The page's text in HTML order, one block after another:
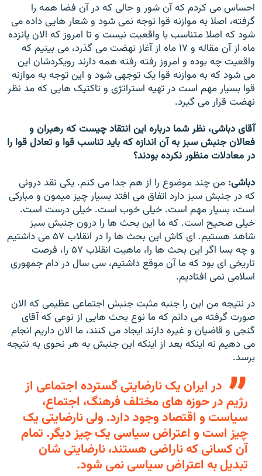
احساس می کردم که آن شور و حالی که در آن فضا همه را
گرفته، اصلا به موازنه قوا توجه نمی شود و شعار هايی داده می
شود که اصلا متناسب با واقعيت نيست و تا امروز که الان پانزده
ماه از آن مقاله و ۱۷ ماه از آغاز نهضت می گذرد، می بينيم که
واقعيت چه بوده و امروز رفته رفته همه دارند رويکردشان اين
می شود که به موازنه قوا يک توجهی شود و اين توجه به موازنه
قوا بسيار مهم است در تهيه استراتژی و تاکتيک هايی که مد نظر
نهضت قرار می گيرد.
آقای دباشی، نظر شما درباره اين انتقاد چيست که رهبران و
فعالان جنبش سبز به آن اندازه که بايد تناسب قوا و تعادل قوا را
در معادلات منظور نکرده بودند؟
دباشی: من چند موضوع را از هم جدا می کنم. يکی نقد درونی
که در جنبش سبز دارد اتفاق می افتد بسيار چيز ميمون و مبارکی
است، بسيار مهم است. خيلی خوب است. خيلی درست است.
خيلی صحيح است. که ما اين بحث ها را درون جنبش سبز
شاهد هستيم. ای کاش اين بحث ها را در انقلاب ۵۷ می داشتيم
و چه بسا اگر اين بحث ها را، ماهيت انقلاب ۵۷ را، فرصت
تاريخی ای بود که ما آن موقع داشتیم، سی سال در دام جمهوری
اسلامی نمی افتاديم.
در نتيجه من اين را جنبه مثبت جنبش اجتماعی عظيمی که الان
صورت گرفته می دانم که ما نوع بحث هايی از نوعی که آقای
گنجی و قاضيان و غيره دارند ايجاد می کنند، ما الان داريم انجام
می دهيم نه اينکه بعد از اينکه اين جنبش به هر نحوی به نتيجه
برسد.
در ايران يک نارضايتی گسترده اجتماعی از
رژيم در حوزه های مختلف فرهنگ، اجتماع،
سياست و اقتصاد وجود دارد. ولی نارضايتی يک
چيز است و اعتراض سياسی يک چيز ديگر. تمام
آن کسانی که ناراضی هستند، نارضايتی شان
تبديل به اعتراض سياسی نمی شود.